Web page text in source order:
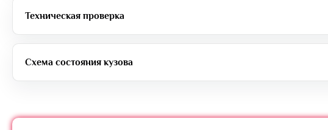
Техническая проверка
Схема состояния кузова